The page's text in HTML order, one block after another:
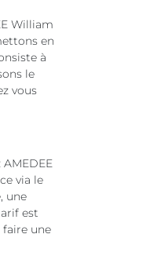
William
en
à
le
vous
via le
une
est
faire une